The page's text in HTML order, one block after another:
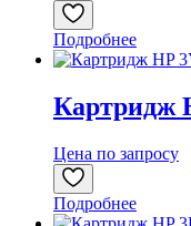
Подробнее
Картридж
Цена по запросу
Подробнее